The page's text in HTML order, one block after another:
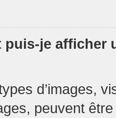
puis-je afficher
d’images,
peuvent être